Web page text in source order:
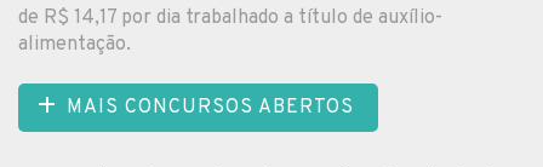
de R$ 14,17 por dia trabalhado a título de auxílio-
alimentação.
MAIS CONCURSOS ABERTOS